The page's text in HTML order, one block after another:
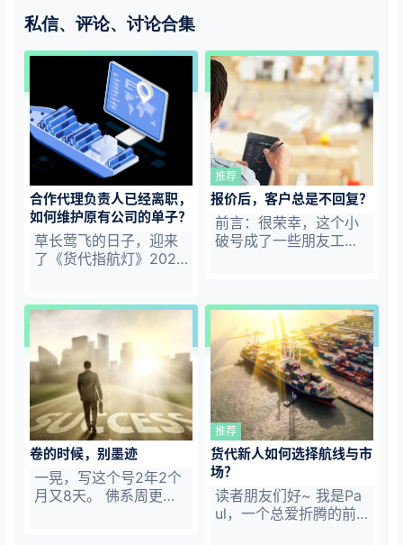
私信、评论、讨论合集
合作代理负责人已经离职，
如何维护原有公司的单子？
草长莺飞的日子，迎来
了《货代指航灯》2024
第 14 期。 很荣幸，这
个小破号成为了一些朋
友工作与生活的一部
分。更有读者说，这是
货代人的世外桃源，给
了她心灵蕴藉与希望。
基于此，我有理由相
信，这个专辑有它继续
存在与更新的意义。 随
着读者群的开放，更多
有益的内容被沉淀下
推荐
报价后，客户总是不回复？
前言：很荣幸，这个小
破号成了一些朋友工作
论、评论与私信等互动
的增多，有些有记录分
享价值，却因散落在不
同地点，部分朋友没有
看见，挺可惜的。我尝
试顺手将它们拾起来，
做个保存和分享，作为
一个创作方向。并且，
自负地给这个专题起了
个名字：货代指航灯，
信誓旦旦地为货代职业
旅途中迷惘的人驱散黑
卷的时候，别墨迹
一晃，写这个号2年2个
月又8天。 佛系周更，
推荐
货代新人如何选择航线与市
场？
读者朋友们好~ 我是Pa
ul，一个总爱折腾的前